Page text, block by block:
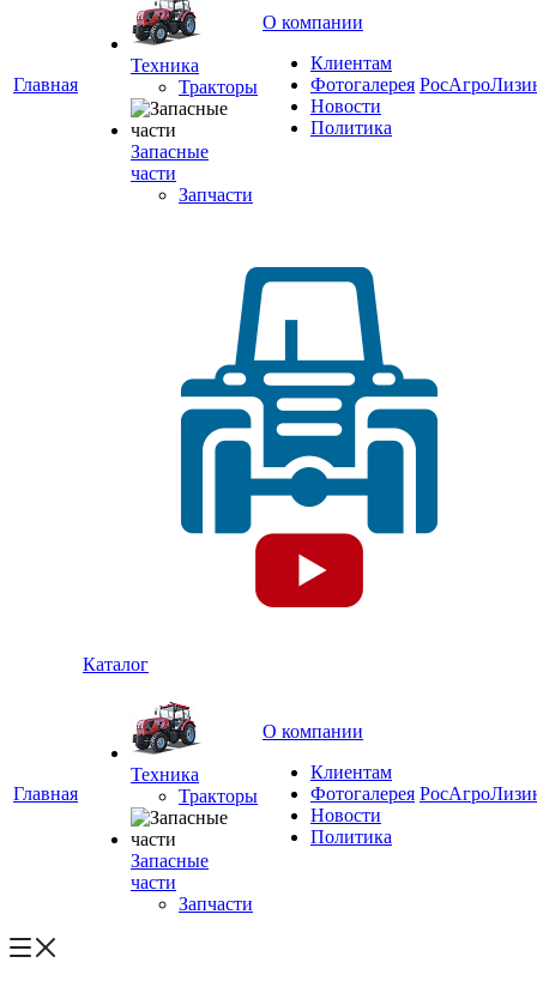
Главная
Техника
Тракторы
Запасные
части
Запчасти
О компании
Клиентам
Фотогалерея
Новости
Политика
Главная
Каталог
Техника
Тракторы
Запасные
части
Запчасти
О компании
Клиентам
Фотогалерея
Новости
Политика